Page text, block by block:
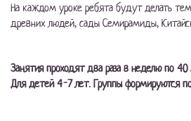
На каждом уроке ребята будут делать
древних людей, сады Семирамиды,
Занятия проходят два раза в неделю по
Для детей 4-7 лет. Группы формируются